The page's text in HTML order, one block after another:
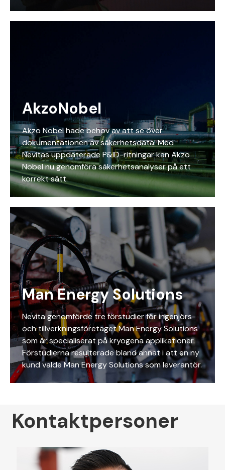
AkzoNobel
Akzo Nobel hade behov av att se över
dokumentationen av säkerhetsdata. Med
Nevitas uppdaterade P&ID-ritningar kan Akzo
Nobel nu genomföra säkerhetsanalyser på ett
korrekt sätt.
Man Energy Solutions
Nevita genomförde tre förstudier för ingenjörs-
och tillverkningsföretaget Man Energy Solutions
som är specialiserat på kryogena applikationer.
Förstudierna resulterade bland annat i att en ny
kund valde Man Energy Solutions som leverantör.
Kontaktpersoner